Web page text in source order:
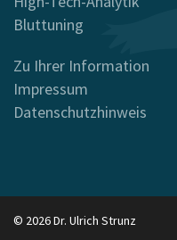
Bluttuning
Zu Ihrer Information
Impressum
Datenschutzhinweis
© 2026 Dr. Ulrich Strunz